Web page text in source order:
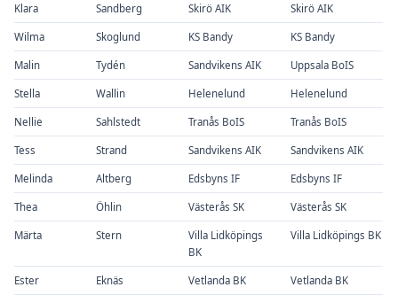
Klara Sandberg Skirö AIK Skirö AIK
Wilma Skoglund KS Bandy KS Bandy
Malin Tydén Sandvikens AIK Uppsala BoIS
Stella Wallin Helenelund Helenelund
Nellie Sahlstedt Tranås BoIS Tranås BoIS
Tess Strand Sandvikens AIK Sandvikens AIK
Melinda Altberg Edsbyns IF Edsbyns IF
Thea Öhlin Västerås SK Västerås SK
Märta Stern
Villa Lidköpings
BK
Villa Lidköpings BK
Ester Eknäs Vetlanda BK Vetlanda BK